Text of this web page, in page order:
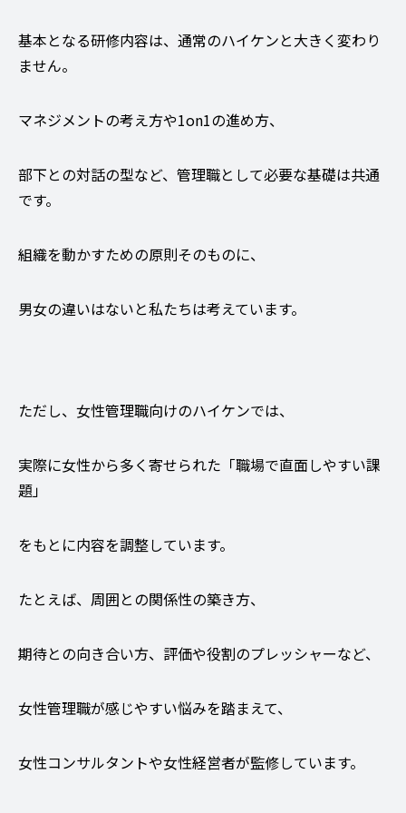
基本となる研修内容は、通常のハイケンと大きく変わり
ません。
マネジメントの考え方や1on1の進め方、
部下との対話の型など、管理職として必要な基礎は共通
です。
組織を動かすための原則そのものに、
男女の違いはないと私たちは考えています。
ただし、女性管理職向けのハイケンでは、
実際に女性から多く寄せられた「職場で直面しやすい課
題」
をもとに内容を調整しています。
たとえば、周囲との関係性の築き方、
期待との向き合い方、評価や役割のプレッシャーなど、
女性管理職が感じやすい悩みを踏まえて、
女性コンサルタントや女性経営者が監修しています。